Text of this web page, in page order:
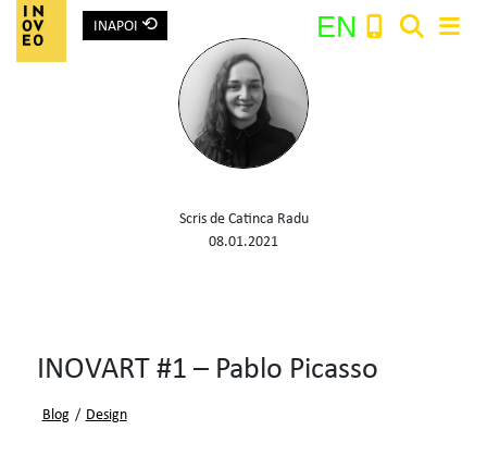
Main Navigation
INAPOI ⟲ EN
Search:
Scris de Catinca Radu
08.01.2021
INOVART #1 – Pablo Picasso
Blog / Design